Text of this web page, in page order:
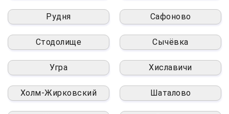
Рудня Сафоново
Стодолище Сычёвка
Угра Хиславичи
Холм-Жирковский Шаталово